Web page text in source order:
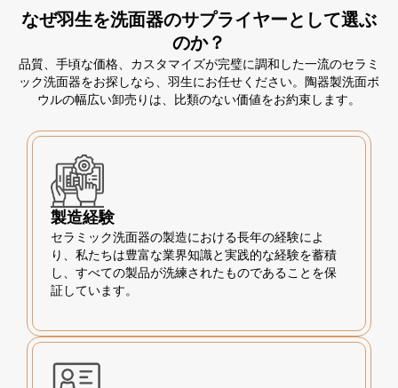
なぜ羽生を洗面器のサプライヤーとして選ぶ
のか？
品質、手頃な価格、カスタマイズが完璧に調和した一流のセラミ
ック洗面器をお探しなら、羽生にお任せください。陶器製洗面ボ
ウルの幅広い卸売りは、比類のない価値をお約束します。
製造経験
セラミック洗面器の製造における長年の経験によ
り、私たちは豊富な業界知識と実践的な経験を蓄積
し、すべての製品が洗練されたものであることを保
証しています。